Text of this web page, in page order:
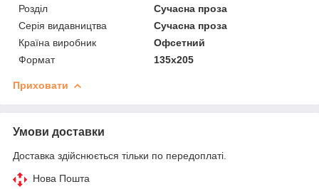
Розділ
Сучасна проза
Серія видавництва
Сучасна проза
Країна виробник
Офсетний
Формат
135x205
Приховати
Умови доставки
Доставка здійснюється тільки по передоплаті.
Нова Пошта